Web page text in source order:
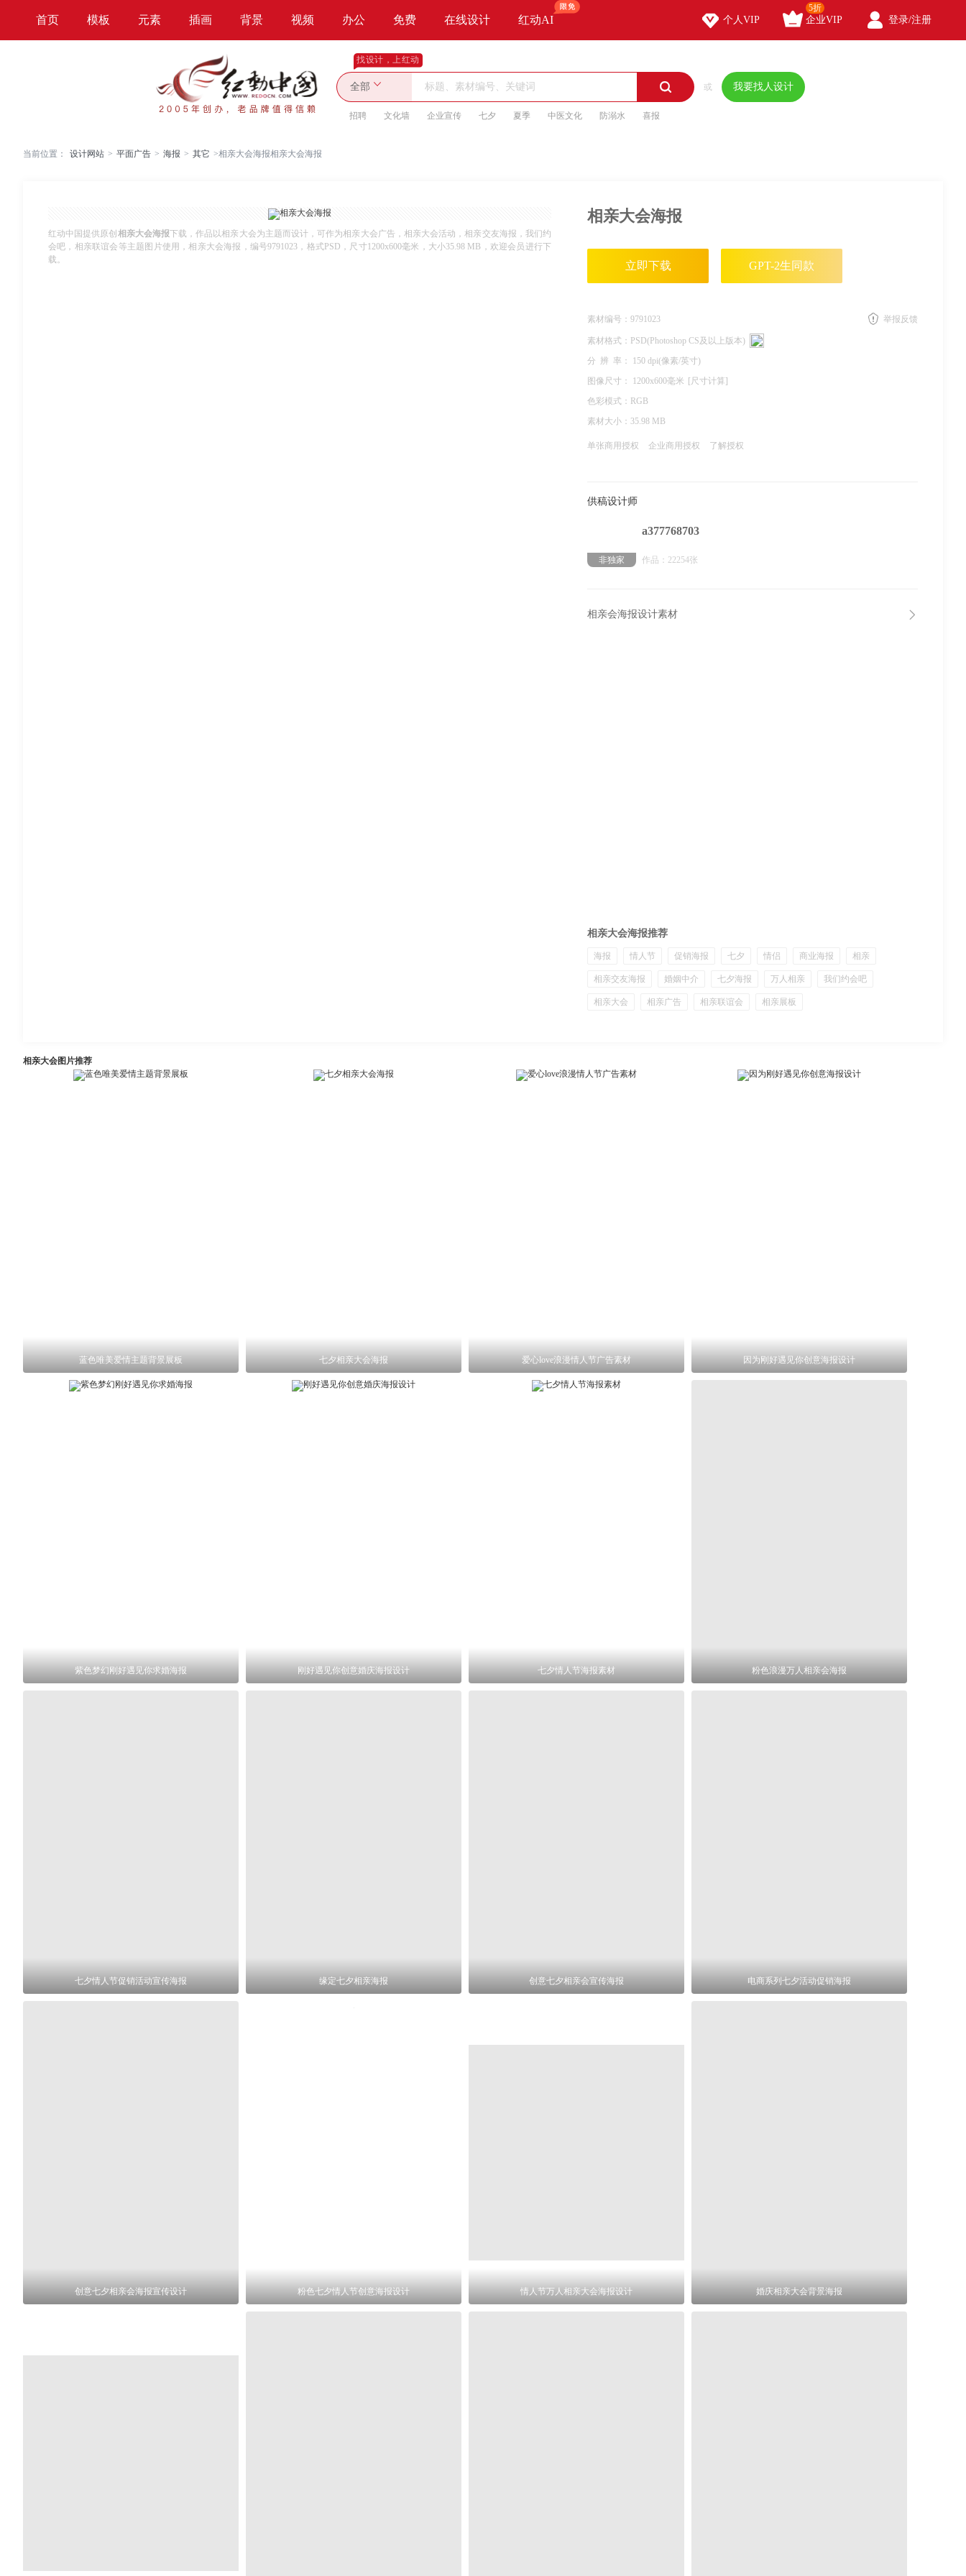
首页 模板 元素 插画 背景 视频 办公 免费 在线设计 红动AI  个人VIP  企业VIP
5折
 登录/注册
找设计，上红动
全部  或 我要找人设计
招聘 文化墙 企业宣传 七夕 夏季 中医文化 防溺水 喜报
当前位置： 设计网站 > 平面广告 > 海报 > 其它 >相亲大会海报相亲大会海报
红动中国提供原创 相亲大会海报下载，作品以相亲大会为主题而设计，可作为相亲大会广告，相亲大会活动，相亲交友海报，我们约
会吧，相亲联谊会等主题图片使用，相亲大会海报，编号9791023，格式PSD，尺寸1200x600毫米，大小35.98 MB，欢迎会员进行下
载。
相亲大会海报
立即下载 GPT-2生同款
素材编号： 9791023
素材格式： PSD(Photoshop CS及以上版本)
分 辨 率： 150 dpi(像素/英寸)
图像尺寸： 1200x600毫米 [尺寸计算]
色彩模式： RGB
素材大小： 35.98 MB
举报反馈
单张商用授权 企业商用授权 了解授权
供稿设计师
非独家
a377768703
作品：22254张
相亲会海报设计素材 
相亲大会海报推荐
海报 情人节 促销海报 七夕 情侣 商业海报 相亲
相亲交友海报 婚姻中介 七夕海报 万人相亲 我们约会吧
相亲大会 相亲广告 相亲联谊会 相亲展板
相亲大会图片推荐
蓝色唯美爱情主题背景展板 七夕相亲大会海报 爱心love浪漫情人节广告素材 因为刚好遇见你创意海报设计
紫色梦幻刚好遇见你求婚海报 刚好遇见你创意婚庆海报设计 七夕情人节海报素材 粉色浪漫万人相亲会海报
七夕情人节促销活动宣传海报 缘定七夕相亲海报 创意七夕相亲会宣传海报 电商系列七夕活动促销海报
创意七夕相亲会海报宣传设计 粉色七夕情人节创意海报设计 情人节万人相亲大会海报设计 婚庆相亲大会背景海报